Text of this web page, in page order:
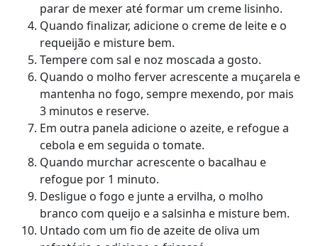
parar de mexer até formar um creme lisinho.
Quando finalizar, adicione o creme de leite e o
requeijão e misture bem.
Tempere com sal e noz moscada a gosto.
Quando o molho ferver acrescente a muçarela e
mantenha no fogo, sempre mexendo, por mais
3 minutos e reserve.
Em outra panela adicione o azeite, e refogue a
cebola e em seguida o tomate.
Quando murchar acrescente o bacalhau e
refogue por 1 minuto.
Desligue o fogo e junte a ervilha, o molho
branco com queijo e a salsinha e misture bem.
Untado com um fio de azeite de oliva um